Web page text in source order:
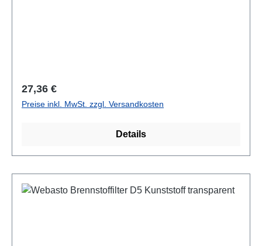
Regulärer Preis:
27,36 €
Preise inkl. MwSt. zzgl. Versandkosten
Details